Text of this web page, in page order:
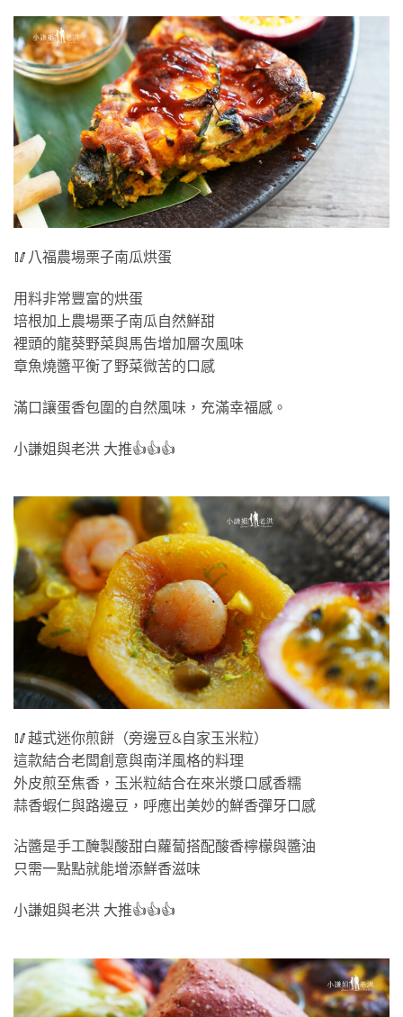
🥢八福農場栗子南瓜烘蛋
用料非常豐富的烘蛋
培根加上農場栗子南瓜自然鮮甜
裡頭的龍葵野菜與馬告增加層次風味
章魚燒醬平衡了野菜微苦的口感
滿口讓蛋香包圍的自然風味，充滿幸福感。
小謙姐與老洪 大推👍👍👍
🥢越式迷你煎餅（旁邊豆&自家玉米粒）
這款結合老闆創意與南洋風格的料理
外皮煎至焦香，玉米粒結合在來米漿口感香糯
蒜香蝦仁與路邊豆，呼應出美妙的鮮香彈牙口感
沾醬是手工醃製酸甜白蘿蔔搭配酸香檸檬與醬油
只需一點點就能增添鮮香滋味
小謙姐與老洪 大推👍👍👍